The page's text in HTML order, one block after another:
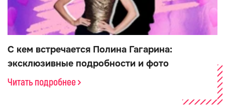
С кем встречается Полина Гагарина:
эксклюзивные подробности и фото
Читать подробнее